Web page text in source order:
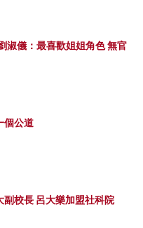
淑儀：最喜歡姐姐角色 無官
個公道
副校長 呂大樂加盟社科院